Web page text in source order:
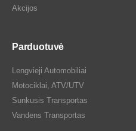
Akcijos
Parduotuvė
Lengvieji Automobiliai
Motociklai, ATV/UTV
Sunkusis Transportas
Vandens Transportas